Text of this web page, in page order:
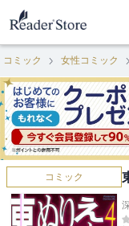
コミック 女性コミック
コミック